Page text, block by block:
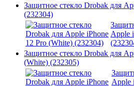
Защитное стекло Drobak для
(232304)
Apple
Защитное стекло Drobak для
(White) (232305)
Apple